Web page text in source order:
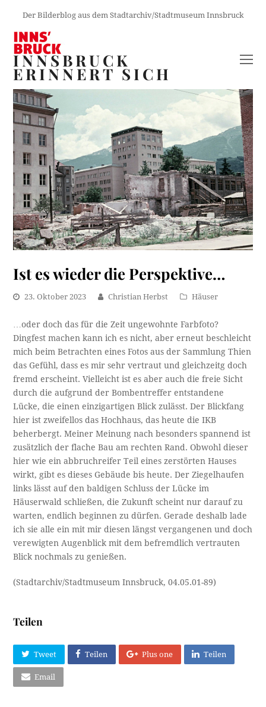
Der Bilderblog aus dem Stadtarchiv/Stadtmuseum Innsbruck
INNSBRUCK
ERINNERT SICH
Ist es wieder die Perspektive…
23. Oktober 2023 Christian Herbst Häuser
…oder doch das für die Zeit ungewohnte Farbfoto?
Dingfest machen kann ich es nicht, aber erneut beschleicht
mich beim Betrachten eines Fotos aus der Sammlung Thien
das Gefühl, dass es mir sehr vertraut und gleichzeitg doch
fremd erscheint. Vielleicht ist es aber auch die freie Sicht
durch die aufgrund der Bombentreffer entstandene
Lücke, die einen einzigartigen Blick zulässt. Der Blickfang
hier ist zweifellos das Hochhaus, das heute die IKB
beherbergt. Meiner Meinung nach besonders spannend ist
zusätzlich der flache Bau am rechten Rand. Obwohl dieser
hier wie ein abbruchreifer Teil eines zerstörten Hauses
wirkt, gibt es dieses Gebäude bis heute. Der Ziegelhaufen
links lässt auf den baldigen Schluss der Lücke im
Häuserwald schließen, die Zukunft scheint nur darauf zu
warten, endlich beginnen zu dürfen. Gerade deshalb lade
ich sie alle ein mit mir diesen längst vergangenen und doch
verewigten Augenblick mit dem befremdlich vertrauten
Blick nochmals zu genießen.
(Stadtarchiv/Stadtmuseum Innsbruck, 04.05.01-89)
Teilen
Tweet Teilen Plus one Teilen
Email